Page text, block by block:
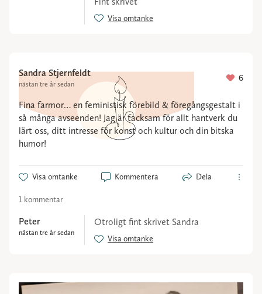
Visa omtanke
Sandra Stjernfeldt
nästan tre år sedan
6
Fina farmor… en feministisk förebild & föregångsgestalt i
så många avseenden! Jag är tacksam för allt hantverk du
lärt oss, ditt intresse för konst och kultur och din bitska
humor!
Visa omtanke Kommentera Dela
1 kommentar
Peter
nästan tre år sedan
Otroligt fint skrivet Sandra
Visa omtanke